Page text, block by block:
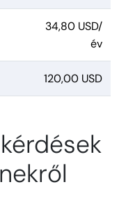
34,80 USD/
év
120,00 USD